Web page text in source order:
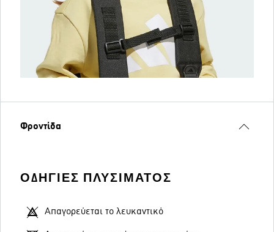
Φροντίδα
ΟΔΗΓΊΕΣ ΠΛΥΣΊΜΑΤΟΣ
Απαγορεύεται το λευκαντικό